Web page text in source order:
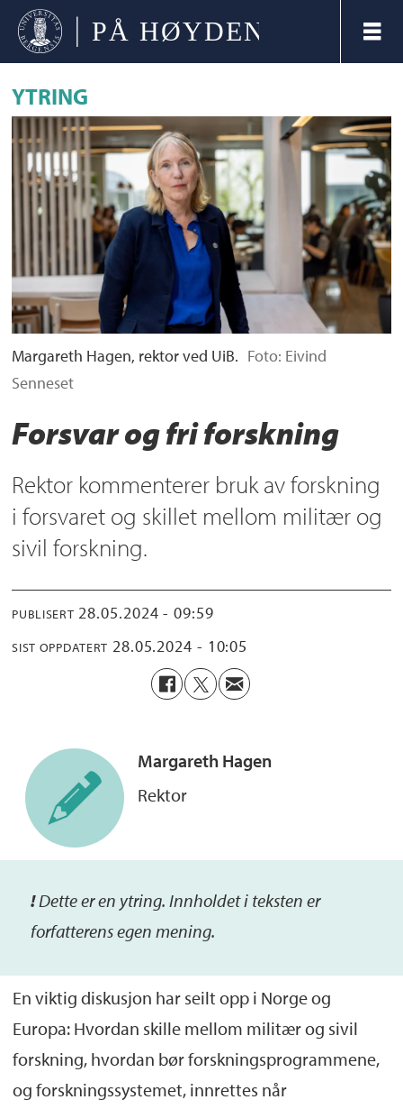
YTRING
Margareth Hagen, rektor ved UiB. Foto: Eivind
Senneset
Forsvar og fri forskning
Rektor kommenterer bruk av forskning
i forsvaret og skillet mellom militær og
sivil forskning.
PUBLISERT 28.05.2024 - 09:59
SIST OPPDATERT 28.05.2024 - 10:05
Margareth Hagen
Rektor
!Detteeren ytring. Innholdet i teksten er
forfatterens egen mening.
En viktig diskusjon har seilt opp i Norge og
Europa: Hvordan skille mellom militær og sivil
forskning, hvordan bør forskningsprogrammene,
og forskningssystemet, innrettes når